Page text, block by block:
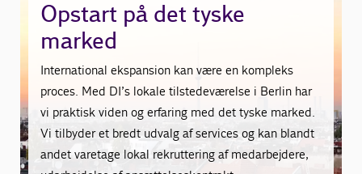
Opstart på det tyske
marked
International ekspansion kan være en kompleks
proces. Med DI’s lokale tilstedeværelse i Berlin har
vi praktisk viden og erfaring med det tyske marked.
Vi tilbyder et bredt udvalg af services og kan blandt
andet varetage lokal rekruttering af medarbejdere,